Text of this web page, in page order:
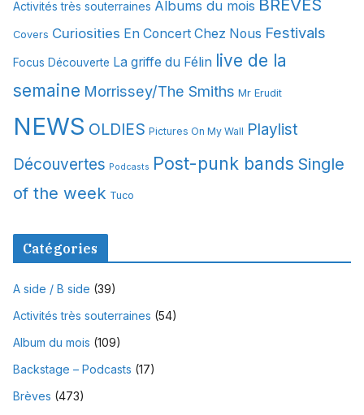
v
e
Activités très souterraines Albums du mois BREVES
Covers Curiosities En Concert Chez Nous Festivals
Focus Découverte La griffe du Félin live de la
semaine Morrissey/The Smiths Mr Erudit
NEWS OLDIES Pictures On My Wall Playlist
Découvertes Podcasts Post-punk bands Single
of the week Tuco
Catégories
A side / B side (39)
Activités très souterraines (54)
Album du mois (109)
Backstage – Podcasts (17)
Brèves (473)